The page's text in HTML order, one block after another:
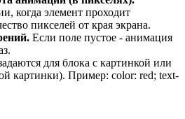
когда элемент проходит
пикселей от края экрана.
Если поле пустое - анимация
для блока с картинкой или
картинки). Пример: color: red; text-